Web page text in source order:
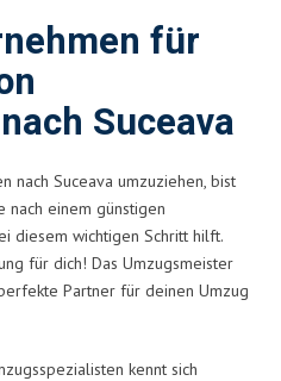
für
Suceava
nach Suceava umzuziehen, bist
nach einem günstigen
diesem wichtigen Schritt hilft.
für dich! Das Umzugsmeister
Partner für deinen Umzug
kennt sich